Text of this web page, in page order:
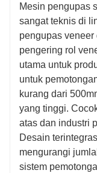
Mesin pengupas
sangat teknis di
pengupas
pengering rol
utama untuk
untuk
kurang dari
yang tinggi.
atas dan industri
Desain
mengurangi
sistem